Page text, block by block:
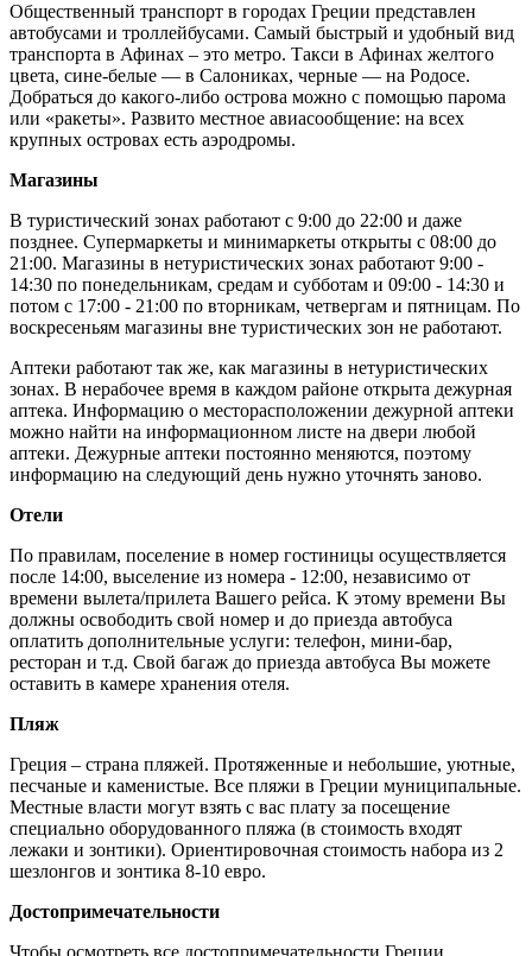
Общественный транспорт в городах Греции представлен
автобусами и троллейбусами. Самый быстрый и удобный вид
транспорта в Афинах – это метро. Такси в Афинах желтого
цвета, сине-белые — в Салониках, черные — на Родосе.
Добраться до какого-либо острова можно с помощью парома
или «ракеты». Развито местное авиасообщение: на всех
крупных островах есть аэродромы.
Магазины
В туристический зонах работают с 9:00 до 22:00 и даже
позднее. Супермаркеты и минимаркеты открыты с 08:00 до
21:00. Магазины в нетуристических зонах работают 9:00 -
14:30 по понедельникам, средам и субботам и 09:00 - 14:30 и
потом с 17:00 - 21:00 по вторникам, четвергам и пятницам. По
воскресеньям магазины вне туристических зон не работают.
Аптеки работают так же, как магазины в нетуристических
зонах. В нерабочее время в каждом районе открыта дежурная
аптека. Информацию о месторасположении дежурной аптеки
можно найти на информационном листе на двери любой
аптеки. Дежурные аптеки постоянно меняются, поэтому
информацию на следующий день нужно уточнять заново.
Отели
По правилам, поселение в номер гостиницы осуществляется
после 14:00, выселение из номера - 12:00, независимо от
времени вылета/прилета Вашего рейса. К этому времени Вы
должны освободить свой номер и до приезда автобуса
оплатить дополнительные услуги: телефон, мини-бар,
ресторан и т.д. Свой багаж до приезда автобуса Вы можете
оставить в камере хранения отеля.
Пляж
Греция – страна пляжей. Протяженные и небольшие, уютные,
песчаные и каменистые. Все пляжи в Греции муниципальные.
Местные власти могут взять с вас плату за посещение
специально оборудованного пляжа (в стоимость входят
лежаки и зонтики). Ориентировочная стоимость набора из 2
шезлонгов и зонтика 8-10 евро.
Достопримечательности